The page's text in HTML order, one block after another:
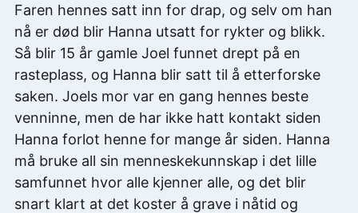
Faren hennes satt inn for drap, og selv om han
nå er død blir Hanna utsatt for rykter og blikk.
Så blir 15 år gamle Joel funnet drept på en
rasteplass, og Hanna blir satt til å etterforske
saken. Joels mor var en gang hennes beste
venninne, men de har ikke hatt kontakt siden
Hanna forlot henne for mange år siden. Hanna
må bruke all sin menneskekunnskap i det lille
samfunnet hvor alle kjenner alle, og det blir
snart klart at det koster å grave i nåtid og